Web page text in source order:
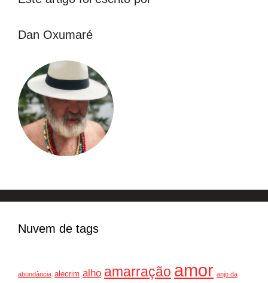
Dan Oxumaré
Nuvem de tags
abundância alecrim alho amarração amor anjo da